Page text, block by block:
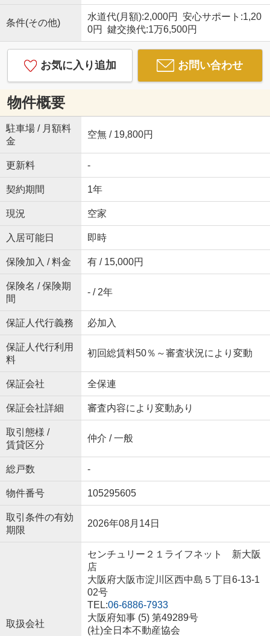
条件(その他)
水道代(月額):2,000円 安心サポート:1,20
0円 鍵交換代:1万6,500円
お気に入り追加 お問い合わせ
物件概要
駐車場 / 月額料
金
空無 / 19,800円
更新料 -
契約期間 1年
現況 空家
入居可能日 即時
保険加入 / 料金 有 / 15,000円
保険名 / 保険期
間
- / 2年
保証人代行義務 必加入
保証人代行利用
料
初回総賃料50％～審査状況により変動
保証会社 全保連
保証会社詳細 審査内容により変動あり
取引態様 /
賃貸区分
仲介 / 一般
総戸数 -
物件番号 105295605
取引条件の有効
期限
2026年08月14日
取扱会社
センチュリー２１ライフネット 新大阪
店
大阪府大阪市淀川区西中島５丁目6-13-1
02号
TEL:06-6886-7933
大阪府知事 (5) 第49289号
(社)全日本不動産協会